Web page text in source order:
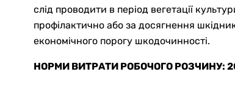
слід проводити в період вегетації
профілактично або за досягнення
економічного порогу шкодочинності.
НОРМИ ВИТРАТИ РОБОЧОГО РОЗЧИНУ: